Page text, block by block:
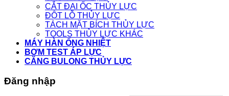
CẮT ĐAI ỐC THỦY LỰC
ĐỘT LỖ THỦY LỰC
TÁCH MẶT BÍCH THỦY LỰC
TOOLS THỦY LỰC KHÁC
MÁY HÀN ỐNG NHIỆT
BƠM TEST ÁP LỰC
CĂNG BULONG THỦY LỰC
Đăng nhập